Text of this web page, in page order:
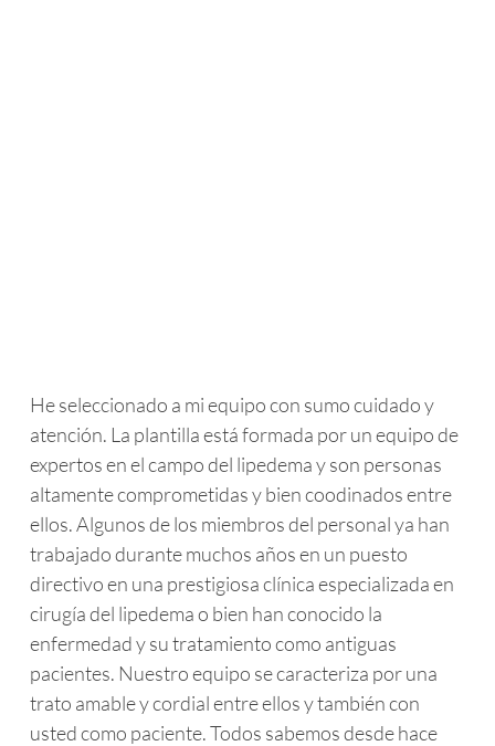
He seleccionado a mi equipo con sumo cuidado y
atención. La plantilla está formada por un equipo de
expertos en el campo del lipedema y son personas
altamente comprometidas y bien coodinados entre
ellos. Algunos de los miembros del personal ya han
trabajado durante muchos años en un puesto
directivo en una prestigiosa clínica especializada en
cirugía del lipedema o bien han conocido la
enfermedad y su tratamiento como antiguas
pacientes. Nuestro equipo se caracteriza por una
trato amable y cordial entre ellos y también con
usted como paciente. Todos sabemos desde hace